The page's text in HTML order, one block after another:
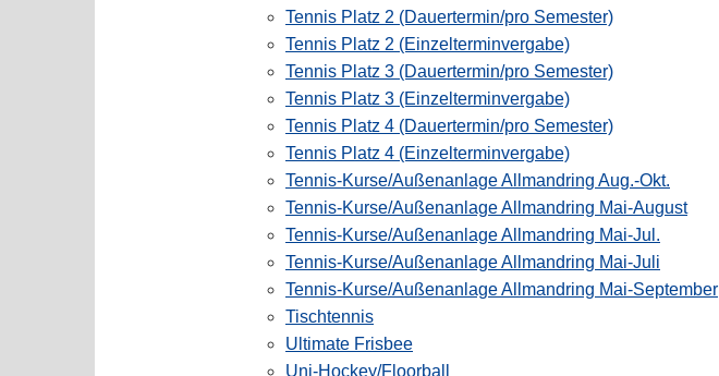
Tennis Platz 2 (Dauertermin/pro Semester)
Tennis Platz 2 (Einzelterminvergabe)
Tennis Platz 3 (Dauertermin/pro Semester)
Tennis Platz 3 (Einzelterminvergabe)
Tennis Platz 4 (Dauertermin/pro Semester)
Tennis Platz 4 (Einzelterminvergabe)
Tennis-Kurse/Außenanlage Allmandring Aug.-Okt.
Tennis-Kurse/Außenanlage Allmandring Mai-August
Tennis-Kurse/Außenanlage Allmandring Mai-Jul.
Tennis-Kurse/Außenanlage Allmandring Mai-Juli
Tennis-Kurse/Außenanlage Allmandring Mai-September
Tischtennis
Ultimate Frisbee
Uni-Hockey/Floorball